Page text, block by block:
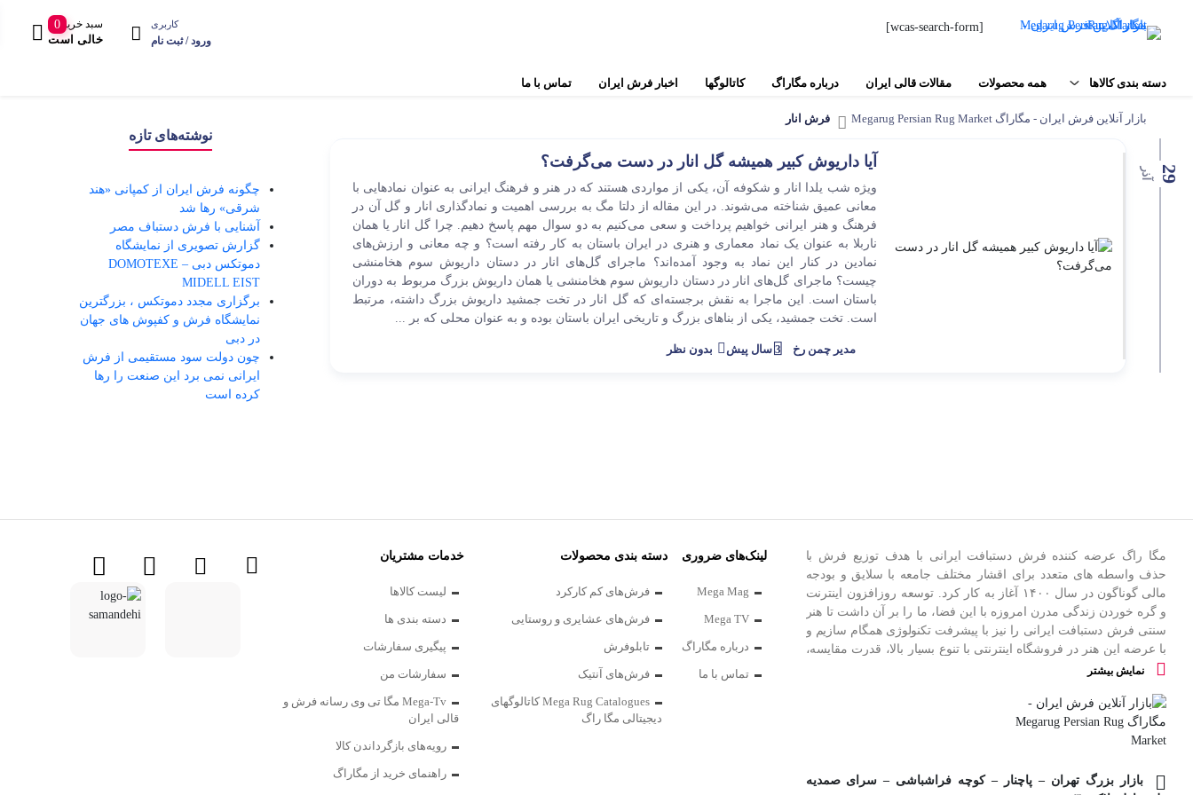
[wcas-search-form] کاربری
ورود / ثبت نام
سبد خرید
خالی است
0
دسته بندی کالاها
فرش دستبافت
بختیار
ساروق
قم
بیجار
فرش‌های عشایری و روستایی
شیراز
ترکمن
یلمه
هریس
بلوچ
فرش‌های مدرن
گلیم
گلیم فرش
سفره کردی
سنه
تمام ابریشم
حیوانات
گل و میوه
مذاهب
منظره
مینیاتور
نقش اروپایی
نقش ایرانی
فرش‌های آنتیک
پشتی و کوسن
پادری
صندلی
کوسن
مواد اولیه فرش دستباف
نقشه فرش و تابلو فرش
همه محصولات مقالات قالی ایران درباره مگاراگ کاتالوگها اخبار فرش ایران تماس با ما
بازار آنلاین فرش ایران - مگاراگ Megarug Persian Rug Market فرش انار
29 آذر
آیا داریوش کبیر همیشه گل انار در دست می‌گرفت؟
ویژه شب یلدا انار و شکوفه آن، یکی از مواردی هستند که در هنر و فرهنگ ایرانی به عنوان نمادهایی با
معانی عمیق شناخته می‌شوند. در این مقاله از دلتا مگ به بررسی اهمیت و نمادگذاری انار و گل آن در
فرهنگ و هنر ایرانی خواهیم پرداخت و سعی می‌کنیم به دو سوال مهم پاسخ دهیم. چرا گل انار یا همان
ناربلا به عنوان یک نماد معماری و هنری در ایران باستان به کار رفته است؟ و چه معانی و ارزش‌های
نمادین در کنار این نماد به وجود آمده‌اند؟ ماجرای گل‌های انار در دستان داریوش سوم هخامنشی
چیست؟ ماجرای گل‌های انار در دستان داریوش سوم هخامنشی یا همان داریوش بزرگ مربوط به دوران
باستان است. این ماجرا به نقش برجسته‌ای که گل انار در تخت جمشید داریوش بزرگ داشته، مرتبط
است. تخت جمشید، یکی از بناهای بزرگ و تاریخی ایران باستان بوده و به عنوان محلی که بر ...
مدیر چمن رخ 3 سال پیش بدون نظر
نوشته‌های تازه
چگونه فرش ایران از کمپانی «هند
شرقی» رها شد
آشنایی با فرش دستباف مصر
گزارش تصویری از نمایشگاه
دموتکس دبی – DOMOTEXE
MIDELL EIST
برگزاری مجدد دموتکس ، بزرگترین
نمایشگاه فرش و کفپوش های جهان
در دبی
چون دولت سود مستقیمی از فرش
ایرانی نمی برد این صنعت را رها
کرده است
مگا راگ عرضه کننده فرش دستبافت ایرانی با هدف توزیع فرش با
حذف واسطه های متعدد برای اقشار مختلف جامعه با سلایق و بودجه
مالی گوناگون در سال
آغاز به کار کرد. توسعه روزافزون اینترنت
و گره خوردن زندگی مدرن امروزه با این فضا، ما را بر آن داشت تا هنر
سنتی فرش دستبافت ایرانی را نیز با پیشرفت تکنولوژی همگام سازیم و
با عرضه این هنر در فروشگاه اینترنتی با تنوع بسیار بالا، قدرت مقایسه،
انتخاب راحت و صرفه جویی در زمان شما خریدی هوشمندانه و مطمئن
فرش مگا در نظر دارد با حمایت از تولیدکنندگان و بافندگان خرد به کسب
و کارهای کوچک رونق دهد و همچنین هزینه های واسطه گری قالی را به
حداقل خود برساند
فروش از جمله مشاوره رایگان خرید فرش، ضمانت مرجوعی کالا،
نمایش بیشتر
بازار بزرگ تهران – پاچنار – کوچه فراشباشی – سرای صمدیه
لینک‌های ضروری
Mega Mag
Mega TV
درباره مگاراگ
تماس با ما
دسته بندی محصولات
فرش‌های کم کارکرد
فرش‌های عشایری و روستایی
تابلوفرش
فرش‌های آنتیک
Mega Rug Catalogues کاتالوگهای
دیجیتالی مگا راگ
خدمات مشتریان
لیست کالاها
دسته بندی ها
پیگیری سفارشات
سفارشات من
Mega-Tv مگا تی وی رسانه فرش و
قالی ایران
رویه‌های بازگرداندن کالا
راهنمای خرید از مگاراگ